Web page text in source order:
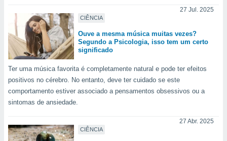
site
lo de
os
a
website,
analisar o
CIÊNCIA
27 Jul. 2025
Ouve a mesma música muitas vezes?
Segundo a Psicologia, isso tem um certo
significado
Ter uma música favorita é completamente natural e pode ter efeitos
positivos no cérebro. No entanto, deve ter cuidado se este
comportamento estiver associado a pensamentos obsessivos ou a
sintomas de ansiedade.
CIÊNCIA
27 Abr. 2025